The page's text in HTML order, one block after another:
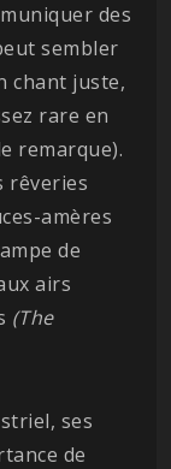
des
sembler
chant juste,
rare en
remarque).
rêveries
amères
de
airs
(The
ses
de